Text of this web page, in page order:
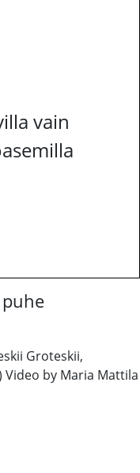
vain
Groteskii,
Video by Maria Mattila